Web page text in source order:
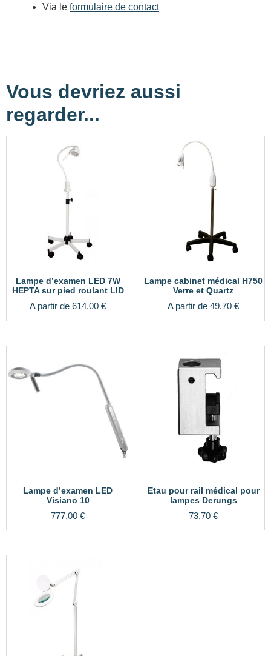
Via le formulaire de contact
Vous devriez aussi
regarder...
Lampe d’examen LED 7W
HEPTA sur pied roulant LID
A partir de 614,00 €
Lampe cabinet médical H750
Verre et Quartz
A partir de 49,70 €
Lampe d’examen LED
Visiano 10
777,00 €
Etau pour rail médical pour
lampes Derungs
73,70 €